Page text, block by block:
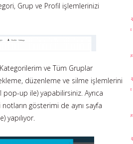
Grup ve Profil işlemlerinizi
ve Tüm Gruplar
düzenleme ve silme işlemlerini
up ile) yapabilirsiniz. Ayrıca
gösterimi de aynı sayfa